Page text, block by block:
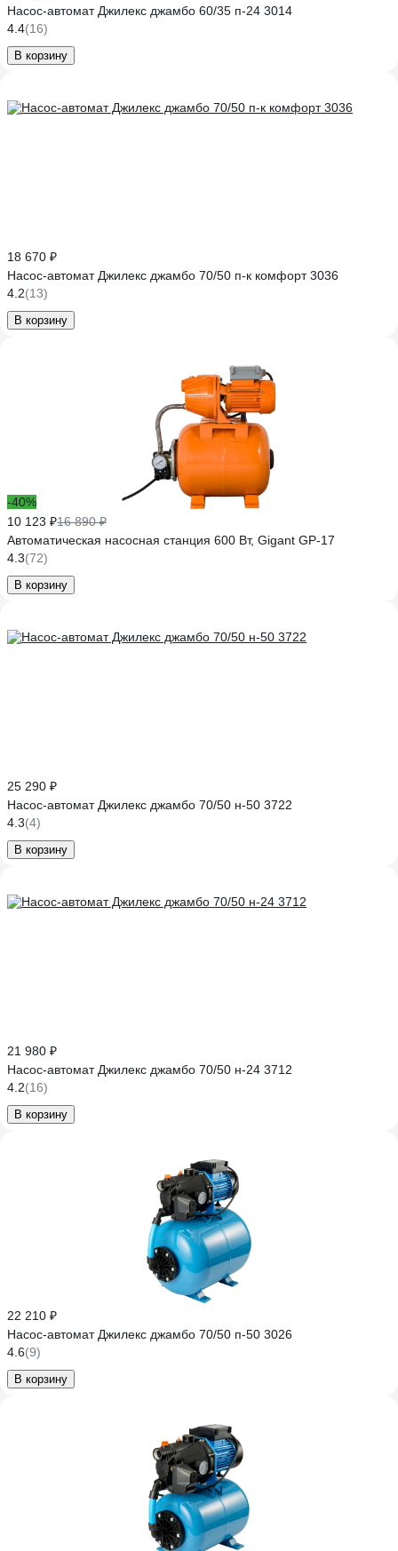
Насос-автомат Джилекс джамбо 60/35 п-24 3014
4.4(16)
В корзину
18 670 ₽
Насос-автомат Джилекс джамбо 70/50 п-к комфорт 3036
4.2(13)
В корзину
-40%
10 123 ₽16 890 ₽
Автоматическая насосная станция 600 Вт, Gigant GP-17
4.3(72)
В корзину
25 290 ₽
Насос-автомат Джилекс джамбо 70/50 н-50 3722
4.3(4)
В корзину
21 980 ₽
Насос-автомат Джилекс джамбо 70/50 н-24 3712
4.2(16)
В корзину
22 210 ₽
Насос-автомат Джилекс джамбо 70/50 п-50 3026
4.6(9)
В корзину